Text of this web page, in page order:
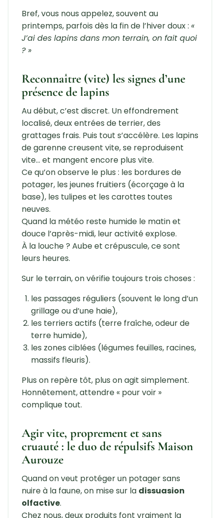
Bref, vous nous appelez, souvent au
printemps, parfois dès la fin de l’hiver doux : «
J’ai des lapins dans mon terrain, on fait quoi
? »
Reconnaître (vite) les signes d’une
présence de lapins
Au début, c’est discret. Un effondrement
localisé, deux entrées de terrier, des
grattages frais. Puis tout s’accélère. Les lapins
de garenne creusent vite, se reproduisent
vite… et mangent encore plus vite.
Ce qu’on observe le plus : les bordures de
potager, les jeunes fruitiers (écorçage à la
base), les tulipes et les carottes toutes
neuves.
Quand la météo reste humide le matin et
douce l’après-midi, leur activité explose.
À la louche ? Aube et crépuscule, ce sont
leurs heures.
Sur le terrain, on vérifie toujours trois choses :
les passages réguliers (souvent le long d’un
grillage ou d’une haie),
les terriers actifs (terre fraîche, odeur de
terre humide),
les zones ciblées (légumes feuilles, racines,
massifs fleuris).
Plus on repère tôt, plus on agit simplement.
Honnêtement, attendre « pour voir »
complique tout.
Agir vite, proprement et sans
cruauté : le duo de répulsifs Maison
Aurouze
Quand on veut protéger un potager sans
nuire à la faune, on mise sur la dissuasion
olfactive.
Chez nous, deux produits font vraiment la